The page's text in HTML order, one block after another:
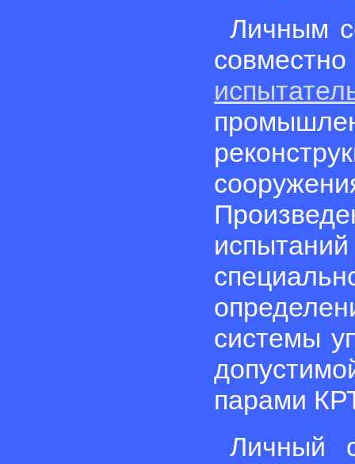
Личным
системы
парами
Личный